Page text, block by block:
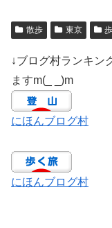
散歩 東京
↓ブログ村ランキン
ますm(_ _)m
にほんブログ村
にほんブログ村